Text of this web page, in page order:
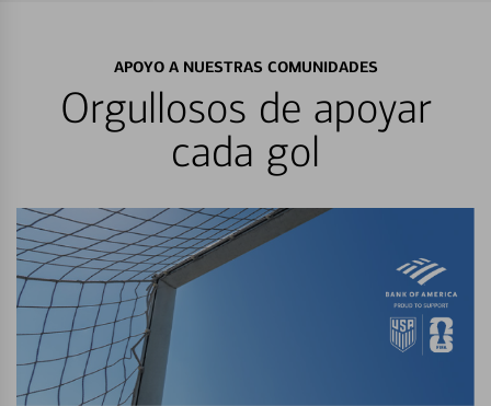
APOYO A NUESTRAS COMUNIDADES
Orgullosos de apoyar
cada gol